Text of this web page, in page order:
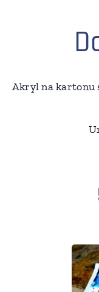
Akryl na kartonu